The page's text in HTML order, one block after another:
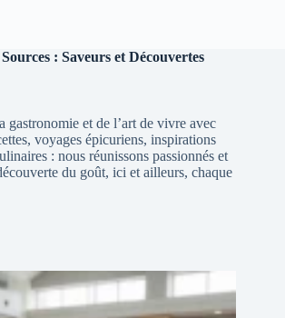
: Saveurs et Découvertes
gastronomie et de l’art de vivre avec
voyages épicuriens, inspirations
: nous réunissons passionnés et
du goût, ici et ailleurs, chaque